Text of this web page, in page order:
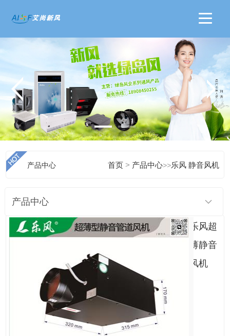
产品中心 首页 > 产品中心>>乐风 静音风机
产品中心
乐风超
薄静音
风机